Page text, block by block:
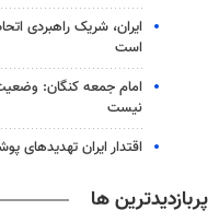
ایران، شریک راهبردی
است
امام جمعه کنگان:
نیست
اقتدار ایران تهدیدهای
پربازدیدترین ها